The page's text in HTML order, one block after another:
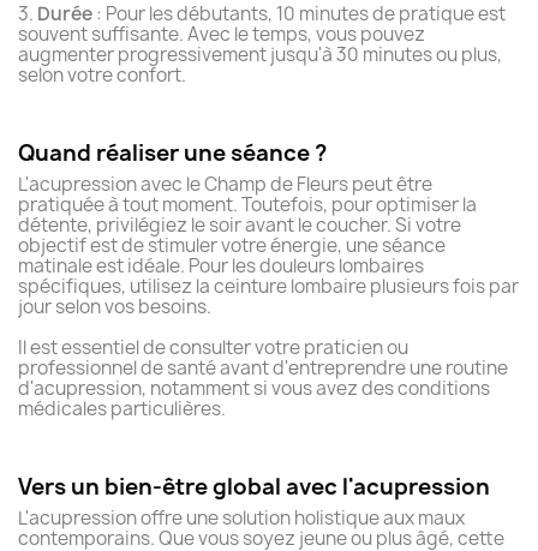
3. Durée: Pour les débutants, 10 minutes de pratique est
souvent suffisante. Avec le temps, vous pouvez
augmenter progressivement jusqu'à 30 minutes ou plus,
selon votre confort.
Quand réaliser une séance ?
L'acupression avec le Champ de Fleurs peut être
pratiquée à tout moment. Toutefois, pour optimiser la
détente, privilégiez le soir avant le coucher. Si votre
objectif est de stimuler votre énergie, une séance
matinale est idéale. Pour les douleurs lombaires
spécifiques, utilisez la ceinture lombaire plusieurs fois par
jour selon vos besoins.
Il est essentiel de consulter votre praticien ou
professionnel de santé avant d'entreprendre une routine
d'acupression, notamment si vous avez des conditions
médicales particulières.
Vers un bien-être global avec l'acupression
L'acupression offre une solution holistique aux maux
contemporains. Que vous soyez jeune ou plus âgé, cette